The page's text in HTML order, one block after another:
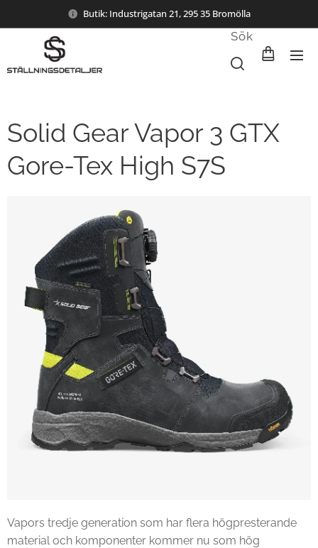
Butik: Industrigatan 21, 295 35 Bromölla
Sök
Solid Gear Vapor 3 GTX
Gore-Tex High S7S
Vapors tredje generation som har flera högpresterande
material och komponenter kommer nu som hög